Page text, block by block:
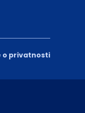
o privatnosti